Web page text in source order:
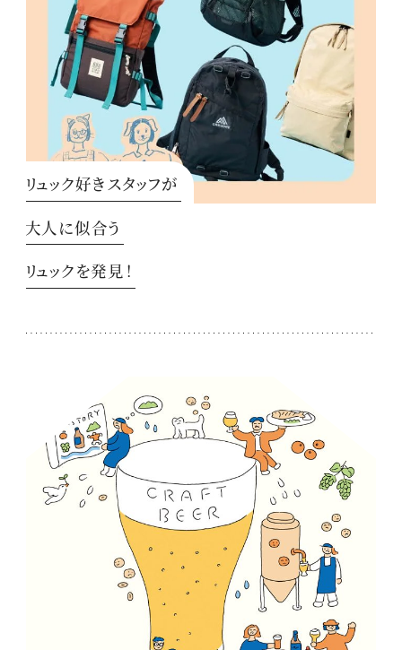
リュック好きスタッフが
大人に似合う
リュックを発見！